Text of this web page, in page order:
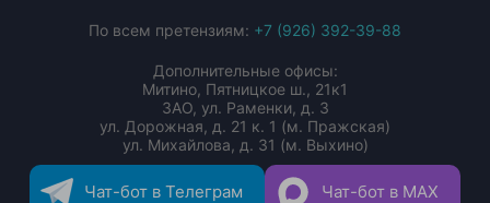
По всем претензиям: +7 (926) 392-39-88
Дополнительные офисы:
Митино, Пятницкое ш., 21к1
ЗАО, ул. Раменки, д. 3
ул. Дорожная, д. 21 к. 1 (м. Пражская)
ул. Михайлова, д. 31 (м. Выхино)
Чат-бот в Телеграм Чат-бот в MAX